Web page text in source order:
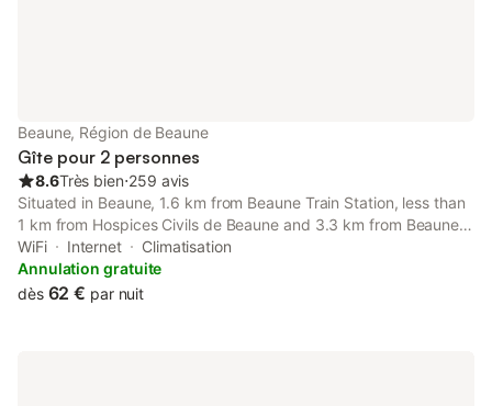
Beaune, Région de Beaune
Gîte pour 2 personnes
8.6Très bien⋅259 avis
Situated in Beaune, 1.6 km from Beaune Train Station, less than
1 km from Hospices Civils de Beaune and 3.3 km from Beaune
Exhibition Centre, La Cuisine d'été de BeaunAmour features
accommodation with a terrace and free WiFi.
WiFi Internet
Climatisation
Annulation gratuite
dès 62 € par nuit